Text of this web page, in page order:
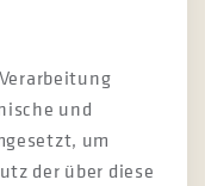
und
um
der über diese